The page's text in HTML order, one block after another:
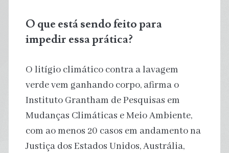
O que está sendo feito para
impedir essa prática?
O litígio climático contra a lavagem
verde vem ganhando corpo, afirma o
Instituto Grantham de Pesquisas em
Mudanças Climáticas e Meio Ambiente,
com ao menos 20 casos em andamento na
Justiça dos Estados Unidos, Austrália,